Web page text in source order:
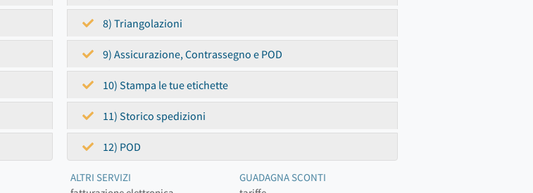
8) Triangolazioni
9) Assicurazione, Contrassegno e POD
10) Stampa le tue etichette
11) Storico spedizioni
12) POD
ALTRI SERVIZI
GUADAGNA SCONTI